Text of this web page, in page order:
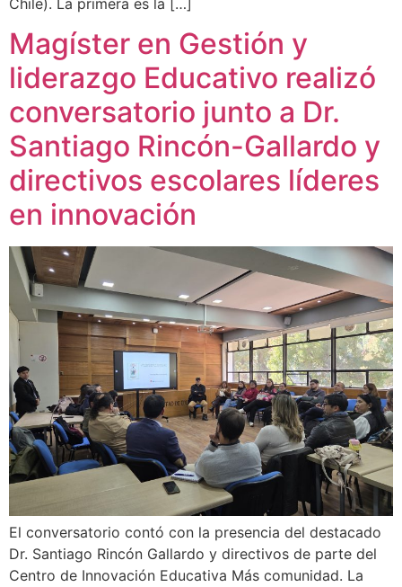
Magíster en Gestión y
liderazgo Educativo realizó
conversatorio junto a Dr.
Santiago Rincón-Gallardo y
directivos escolares líderes
en innovación
El conversatorio contó con la presencia del destacado
Dr. Santiago Rincón Gallardo y directivos de parte del
Centro de Innovación Educativa Más comunidad. La